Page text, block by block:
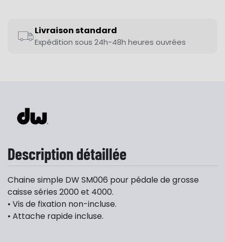
Livraison standard
Expédition sous 24h-48h heures ouvrées
Description détaillée
Chaine simple DW SM006 pour pédale de grosse
caisse séries 2000 et 4000.
• Vis de fixation non-incluse.
• Attache rapide incluse.